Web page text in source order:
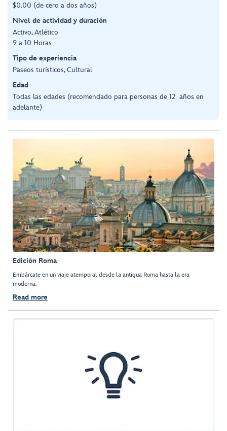
$0.00 (de cero a dos años)
Nivel de actividad y duración
Activo, Atlético
9 a 10 Horas
Tipo de experiencia
Paseos turísticos, Cultural
Edad
Todas las edades (recomendado para personas de 12 años en
adelante)
Edición Roma
Embárcate en un viaje atemporal desde la antigua Roma hasta la era
moderna.
Read more